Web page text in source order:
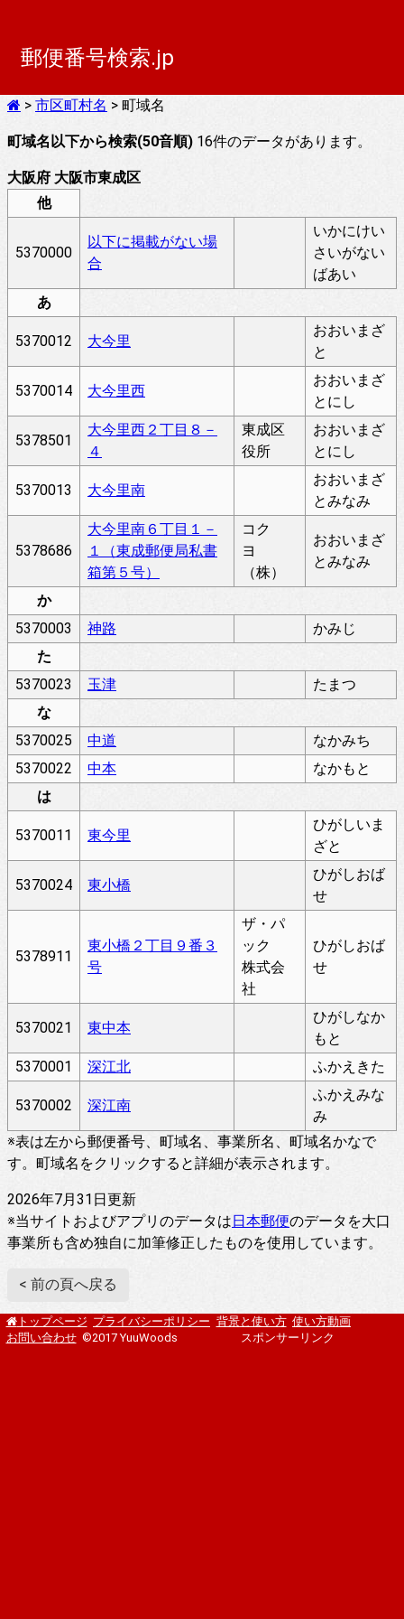
郵便番号検索.jp
> 市区町村名 > 町域名
町域名以下から検索(50音順) 16件のデータがあります。
大阪府 大阪市東成区
他
5370000
以下に掲載がない場
合
いかにけい
さいがない
ばあい
あ
5370012 大今里
おおいまざ
と
5370014 大今里西
おおいまざ
とにし
5378501
大今里西２丁目８－
４
東成区
役所
おおいまざ
とにし
5370013 大今里南
おおいまざ
とみなみ
5378686
大今里南６丁目１－
１（東成郵便局私書
箱第５号）
コク
ヨ
（株）
おおいまざ
とみなみ
か
5370003
神路
かみじ
た
5370023
玉津
たまつ
な
5370025
中道
なかみち
5370022
中本
なかもと
は
5370011 東今里
ひがしいま
ざと
5370024 東小橋
ひがしおば
せ
5378911
東小橋２丁目９番３
号
ザ・パ
ック
株式会
社
ひがしおば
せ
5370021 東中本
ひがしなか
もと
5370001
深江北 ふかえきた
5370002 深江南
ふかえみな
み
※表は左から郵便番号、町域名、事業所名、町域名かなで
す。町域名をクリックすると詳細が表示されます。
2026年7月31日更新
※当サイトおよびアプリのデータは日本郵便のデータを大口
事業所も含め独自に加筆修正したものを使用しています。
< 前の頁へ戻る
トップページ プライバシーポリシー 背景と使い方 使い方動画
お問い合わせ ©2017 YuuWoods スポンサーリンク